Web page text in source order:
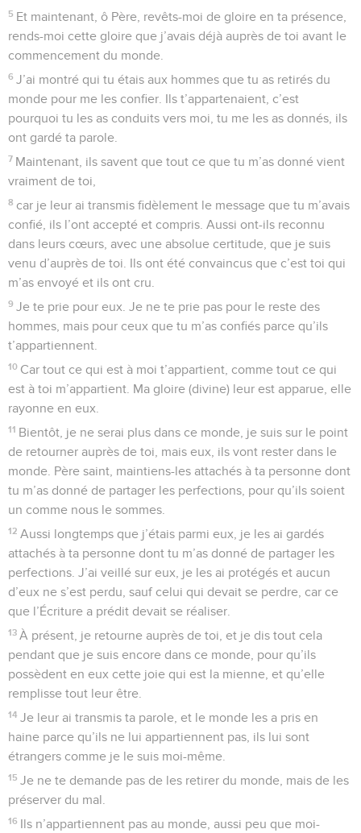
5 Et maintenant, ô Père, revêts-moi de gloire en ta présence,
rends-moi cette gloire que j’avais déjà auprès de toi avant le
commencement du monde.
6 J’ai montré qui tu étais aux hommes que tu as retirés du
monde pour me les confier. Ils t’appartenaient, c’est
pourquoi tu les as conduits vers moi, tu me les as donnés, ils
ont gardé ta parole.
7 Maintenant, ils savent que tout ce que tu m’as donné vient
vraiment de toi,
8 car je leur ai transmis fidèlement le message que tu m’avais
confié, ils l’ont accepté et compris. Aussi ont-ils reconnu
dans leurs cœurs, avec une absolue certitude, que je suis
venu d’auprès de toi. Ils ont été convaincus que c’est toi qui
m’as envoyé et ils ont cru.
9 Je te prie pour eux. Je ne te prie pas pour le reste des
hommes, mais pour ceux que tu m’as confiés parce qu’ils
t’appartiennent.
10 Car tout ce qui est à moi t’appartient, comme tout ce qui
est à toi m’appartient. Ma gloire (divine) leur est apparue, elle
rayonne en eux.
11 Bientôt, je ne serai plus dans ce monde, je suis sur le point
de retourner auprès de toi, mais eux, ils vont rester dans le
monde. Père saint, maintiens-les attachés à ta personne dont
tu m’as donné de partager les perfections, pour qu’ils soient
un comme nous le sommes.
12 Aussi longtemps que j’étais parmi eux, je les ai gardés
attachés à ta personne dont tu m’as donné de partager les
perfections. J’ai veillé sur eux, je les ai protégés et aucun
d’eux ne s’est perdu, sauf celui qui devait se perdre, car ce
que l’Écriture a prédit devait se réaliser.
13 À présent, je retourne auprès de toi, et je dis tout cela
pendant que je suis encore dans ce monde, pour qu’ils
possèdent en eux cette joie qui est la mienne, et qu’elle
remplisse tout leur être.
14 Je leur ai transmis ta parole, et le monde les a pris en
haine parce qu’ils ne lui appartiennent pas, ils lui sont
étrangers comme je le suis moi-même.
15 Je ne te demande pas de les retirer du monde, mais de les
préserver du mal.
16 Ils n’appartiennent pas au monde, aussi peu que moi-